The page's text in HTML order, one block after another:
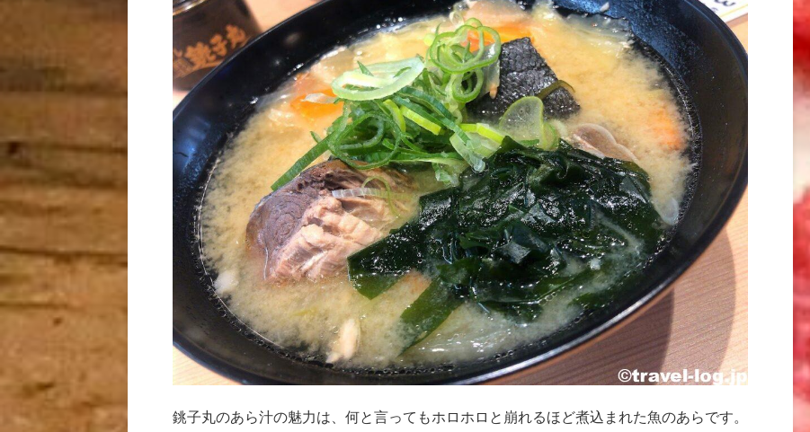
銚子丸のあら汁の魅力は、何と言ってもホロホロと崩れるほど煮込まれた魚のあらです。